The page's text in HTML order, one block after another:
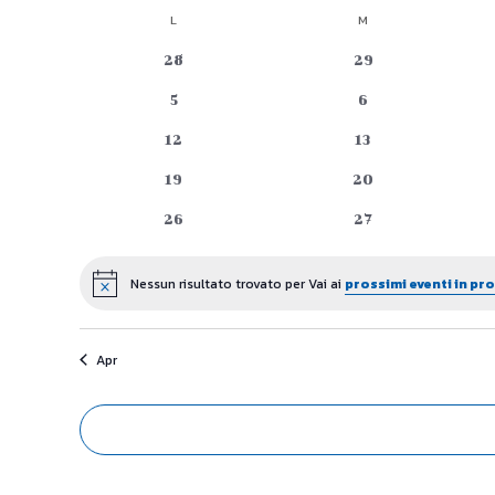
Calendario
L M
0
28
0
29
0
5
0
6
0
12
0
13
0
19
0
20
0
26
0
27
NoticeNessun risultato trovato per Vai ai prossimi eventi in
Apr